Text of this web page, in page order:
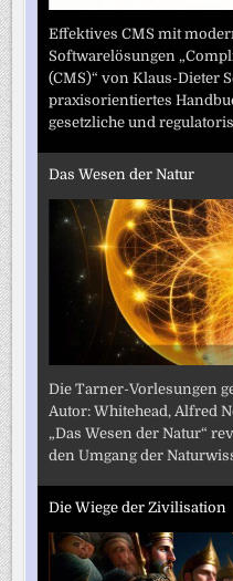
Effektives CMS mit
Softwarelösungen
(CMS)“ von Klaus-Dieter
praxisorientiertes
gesetzliche und
Das Wesen der Natur
Die Tarner-Vorlesungen
Autor: Whitehead, Alfred
„Das Wesen der Natur“
den Umgang der
Die Wiege der Zivilisation